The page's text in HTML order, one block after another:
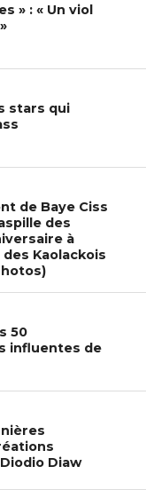
» : « Un viol
stars qui
de Baye Ciss
des
à
Kaolackois
50
influentes de
Diaw